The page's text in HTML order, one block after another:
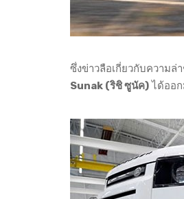
ซึ่งข่าวลือเกี่ยวกับความล่
Sunak (ริชิ ซูนัค)ได้ออก